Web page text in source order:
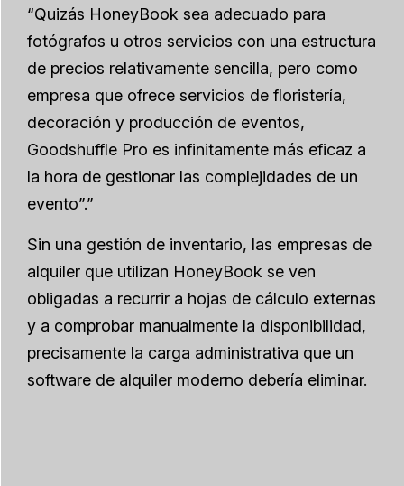
“Quizás HoneyBook sea adecuado para
fotógrafos u otros servicios con una estructura
de precios relativamente sencilla, pero como
empresa que ofrece servicios de floristería,
decoración y producción de eventos,
Goodshuffle Pro es infinitamente más eficaz a
la hora de gestionar las complejidades de un
evento”.”
Sin una gestión de inventario, las empresas de
alquiler que utilizan HoneyBook se ven
obligadas a recurrir a hojas de cálculo externas
y a comprobar manualmente la disponibilidad,
precisamente la carga administrativa que un
software de alquiler moderno debería eliminar.